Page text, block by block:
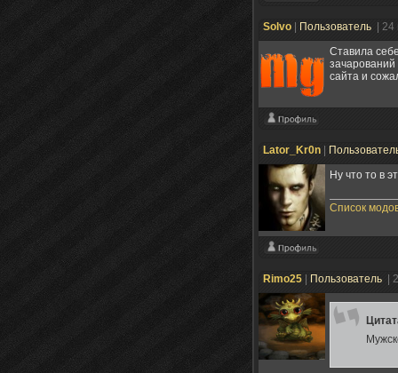
Solvo Пользователь
|
Ставила
сайта и
Lator_Kr0n
Ну что то в
Список
Rimo25 Пользователь |